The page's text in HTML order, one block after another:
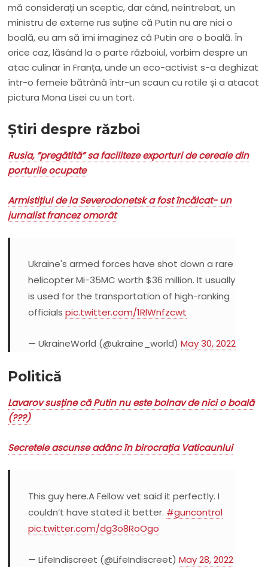
mă considerați un sceptic, dar când, neîntrebat, un
ministru de externe rus suține că Putin nu are nici o
boală, eu am să îmi imaginez că Putin are o boală. În
orice caz, lăsând la o parte războiul, vorbim despre un
atac culinar în Franța, unde un eco-activist s-a deghizat
într-o femeie bătrână într-un scaun cu rotile și a atacat
pictura Mona Lisei cu un tort.
Știri despre război
Rusia, ”pregătită” sa faciliteze exporturi de cereale din
porturile ocupate
Armistițiul de la Severodonetsk a fost încălcat- un
jurnalist francez omorât
Ukraine's armed forces have shot down a rare
helicopter Mi-35MC worth $36 million. It usually
is used for the transportation of high-ranking
officialspic.twitter.com/1RlWnfzcwt
— UkraineWorld (@ukraine_world)May 30, 2022
Politică
Lavarov susține că Putin nu este bolnav de nici o boală
(???)
Secretele ascunse adânc în birocrația Vaticaunlui
This guy here.A Fellow vet said it perfectly. I
couldn’t have stated it better. #guncontrol
pic.twitter.com/dg3o8RoOgo
— LifeIndiscreet (@LifeIndiscreet)May 28, 2022